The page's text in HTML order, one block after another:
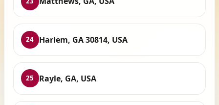
24 Harlem, GA 30814, USA
25 Rayle, GA, USA